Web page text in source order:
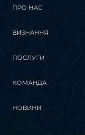
ПРО НАС
ВИЗНАННЯ
ПОСЛУГИ
КОМАНДА
НОВИНИ